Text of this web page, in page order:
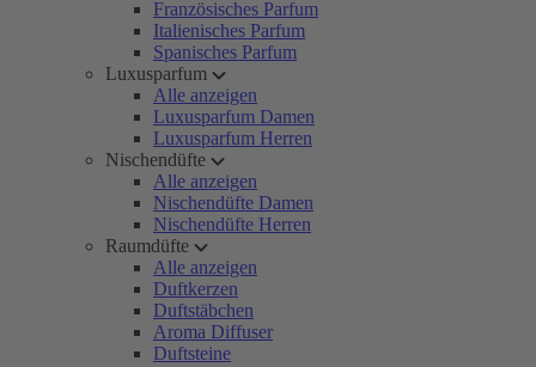
Französisches Parfum
Italienisches Parfum
Spanisches Parfum
Luxusparfum
Alle anzeigen
Luxusparfum Damen
Luxusparfum Herren
Nischendüfte
Alle anzeigen
Nischendüfte Damen
Nischendüfte Herren
Raumdüfte
Alle anzeigen
Duftkerzen
Duftstäbchen
Aroma Diffuser
Duftsteine